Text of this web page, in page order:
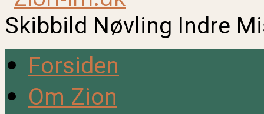
Skibbild Nøvling Indre
Forsiden
Om Zion